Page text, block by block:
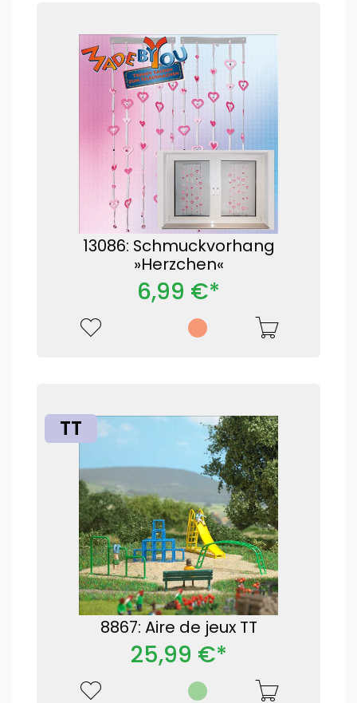
13086: Schmuckvorhang
»Herzchen«
6,99 €*
TT
8867: Aire de jeux TT
25,99 €*